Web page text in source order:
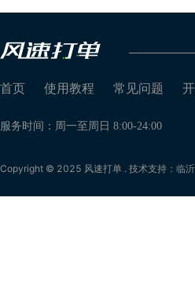
首页 使用教程 常见问题
服务时间：周一至周日 8:00-24:00
Copyright © 2025 风速打单 . 技术支持：临沂